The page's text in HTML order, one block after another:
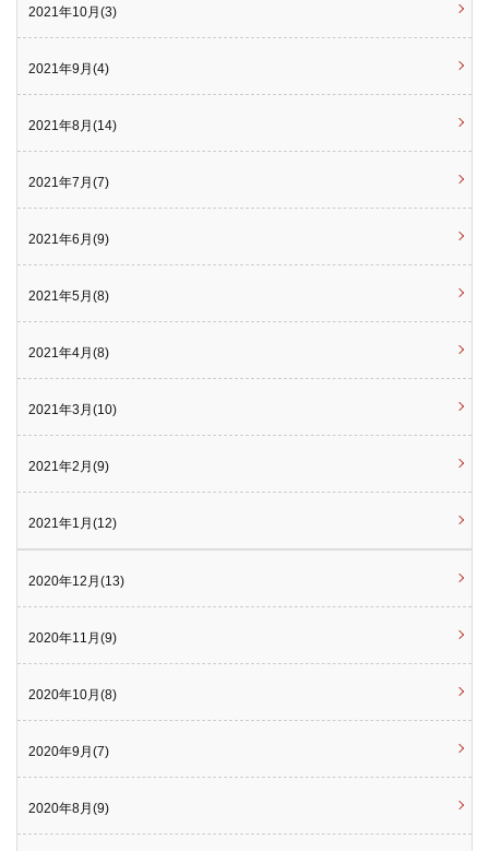
2021年10月(3)
2021年9月(4)
2021年8月(14)
2021年7月(7)
2021年6月(9)
2021年5月(8)
2021年4月(8)
2021年3月(10)
2021年2月(9)
2021年1月(12)
2020年12月(13)
2020年11月(9)
2020年10月(8)
2020年9月(7)
2020年8月(9)